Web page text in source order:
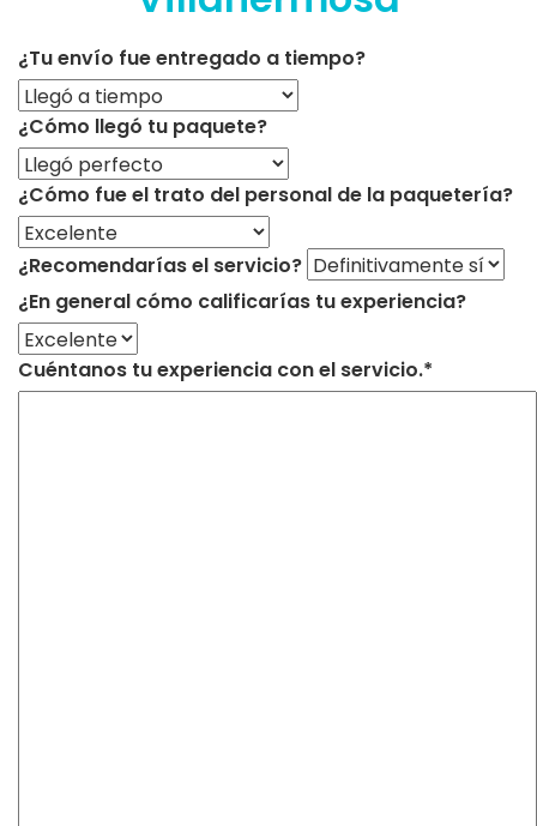
¿Tu envío fue entregado a tiempo?
¿Cómo llegó tu paquete?
¿Cómo fue el trato del personal de la paquetería?
¿Recomendarías el servicio?
¿En general cómo calificarías tu experiencia?
Cuéntanos tu experiencia con el servicio.*